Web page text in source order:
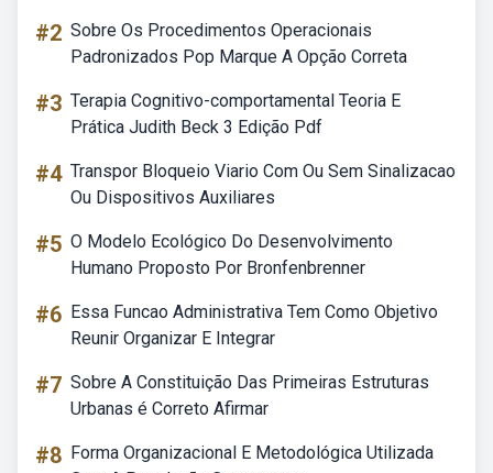
#2 Sobre Os Procedimentos Operacionais
Padronizados Pop Marque A Opção Correta
#3 Terapia Cognitivo-comportamental Teoria E
Prática Judith Beck 3 Edição Pdf
#4 Transpor Bloqueio Viario Com Ou Sem Sinalizacao
Ou Dispositivos Auxiliares
#5 O Modelo Ecológico Do Desenvolvimento
Humano Proposto Por Bronfenbrenner
#6 Essa Funcao Administrativa Tem Como Objetivo
Reunir Organizar E Integrar
#7 Sobre A Constituição Das Primeiras Estruturas
Urbanas é Correto Afirmar
#8 Forma Organizacional E Metodológica Utilizada